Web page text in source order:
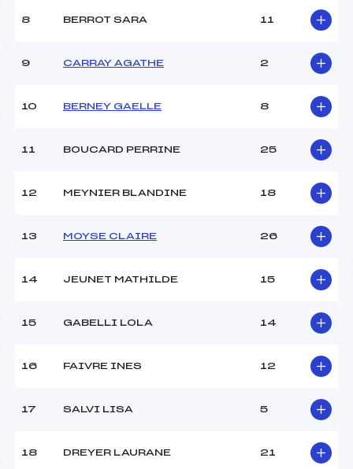
8 BERROT SARA 11
9 CARRAY AGATHE 2
10 BERNEY GAELLE 8
11 BOUCARD PERRINE 25
12 MEYNIER BLANDINE 18
13 MOYSE CLAIRE 26
14 JEUNET MATHILDE 15
15 GABELLI LOLA 14
16 FAIVRE INES 12
17 SALVI LISA 5
18 DREYER LAURANE 21